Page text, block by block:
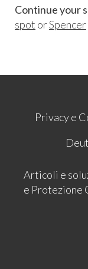
Continue your
spot orSpencer
Privacy e
Articoli e
e Protezione